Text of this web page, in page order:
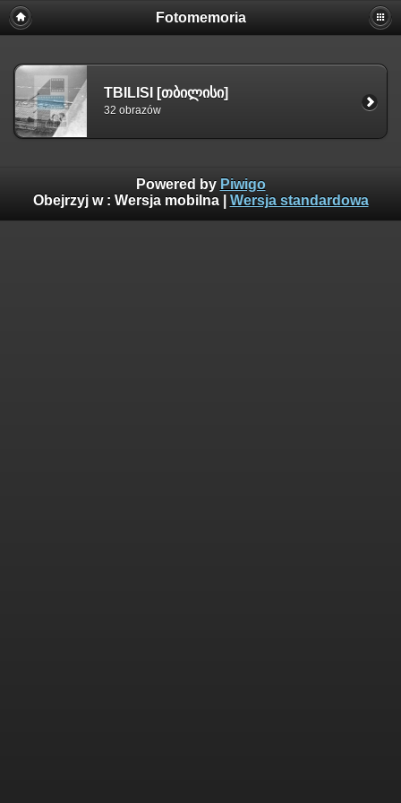
Fotomemoria
TBILISI [თბილისი]
32 obrazów
Powered by Piwigo
Obejrzyj w : Wersja mobilna| Wersja standardowa